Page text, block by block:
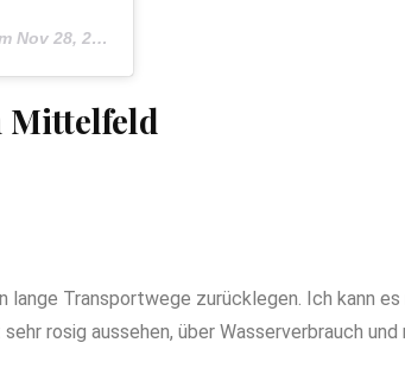
Nov 28, 2019 um 9:03 PST
Mittelfeld
lange Transportwege zurücklegen. Ich kann
rosig aussehen, über Wasserverbrauch